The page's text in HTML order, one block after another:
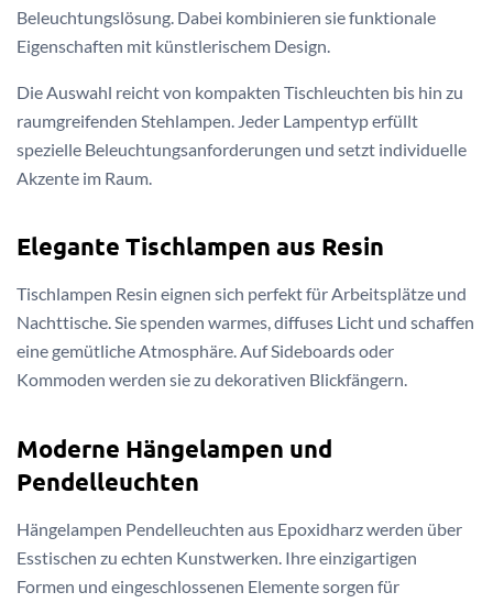
Beleuchtungslösung. Dabei kombinieren sie funktionale
Eigenschaften mit künstlerischem Design.
Die Auswahl reicht von kompakten Tischleuchten bis hin zu
raumgreifenden Stehlampen. Jeder Lampentyp erfüllt
spezielle Beleuchtungsanforderungen und setzt individuelle
Akzente im Raum.
Elegante Tischlampen aus Resin
Tischlampen Resin eignen sich perfekt für Arbeitsplätze und
Nachttische. Sie spenden warmes, diffuses Licht und schaffen
eine gemütliche Atmosphäre. Auf Sideboards oder
Kommoden werden sie zu dekorativen Blickfängern.
Moderne Hängelampen und
Pendelleuchten
Hängelampen Pendelleuchten aus Epoxidharz werden über
Esstischen zu echten Kunstwerken. Ihre einzigartigen
Formen und eingeschlossenen Elemente sorgen für